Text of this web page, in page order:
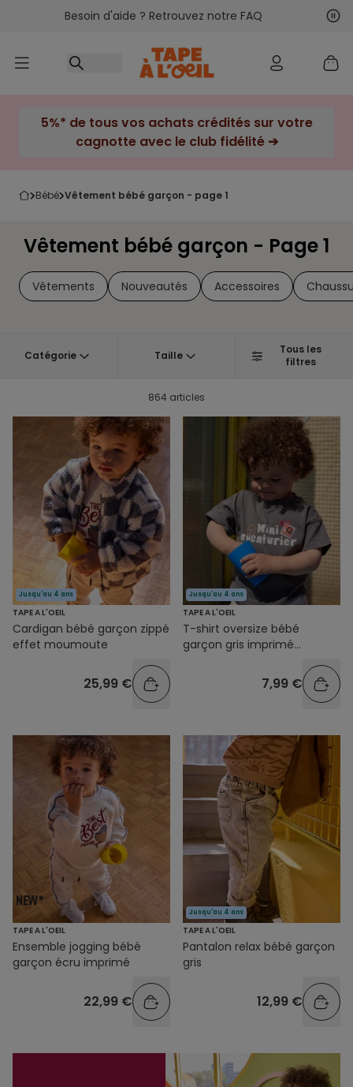
Accéder au contenu
Besoin d'aide ? Retrouvez notre FAQ
5%* de tous vos achats crédités sur votre
cagnotte avec le club fidélité ➔
bébé vêtement bébé garçon - page 1
Vêtement bébé garçon - Page 1
Vêtements Nouveautés Accessoires
Catégorie Taille
Tous les
filtres
864 articles
Jusqu'au 4 ans
TAPE A L'OEIL
Cardigan bébé garçon zippé
effet moumoute
25,99 €
Jusqu'au 4 ans
TAPE A L'OEIL
T-shirt oversize bébé
garçon gris imprimé
7,99 €
TAPE A L'OEIL
Ensemble jogging bébé
garçon écru imprimé
22,99 €
Jusqu'au 4 ans
TAPE A L'OEIL
Pantalon relax bébé garçon
gris
12,99 €